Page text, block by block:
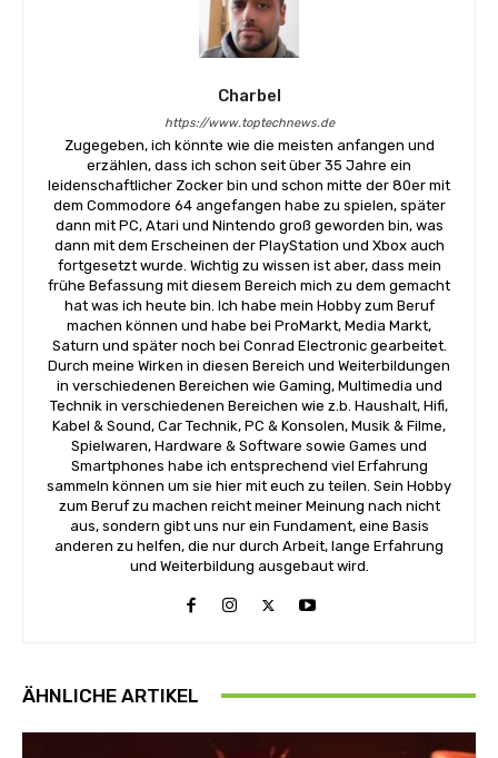
Charbel
https://www.toptechnews.de
Zugegeben, ich könnte wie die meisten anfangen und
erzählen, dass ich schon seit über 35 Jahre ein
leidenschaftlicher Zocker bin und schon mitte der 80er mit
dem Commodore 64 angefangen habe zu spielen, später
dann mit PC, Atari und Nintendo groß geworden bin, was
dann mit dem Erscheinen der PlayStation und Xbox auch
fortgesetzt wurde. Wichtig zu wissen ist aber, dass mein
frühe Befassung mit diesem Bereich mich zu dem gemacht
hat was ich heute bin. Ich habe mein Hobby zum Beruf
machen können und habe bei ProMarkt, Media Markt,
Saturn und später noch bei Conrad Electronic gearbeitet.
Durch meine Wirken in diesen Bereich und Weiterbildungen
in verschiedenen Bereichen wie Gaming, Multimedia und
Technik in verschiedenen Bereichen wie z.b. Haushalt, Hifi,
Kabel & Sound, Car Technik, PC & Konsolen, Musik & Filme,
Spielwaren, Hardware & Software sowie Games und
Smartphones habe ich entsprechend viel Erfahrung
sammeln können um sie hier mit euch zu teilen. Sein Hobby
zum Beruf zu machen reicht meiner Meinung nach nicht
aus, sondern gibt uns nur ein Fundament, eine Basis
anderen zu helfen, die nur durch Arbeit, lange Erfahrung
und Weiterbildung ausgebaut wird.
ÄHNLICHE ARTIKEL